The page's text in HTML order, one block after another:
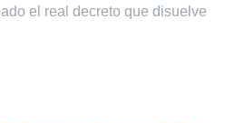
el real decreto que disuelve